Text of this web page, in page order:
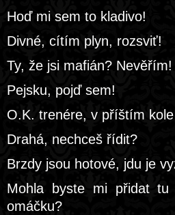
Hoď mi sem to kladivo!
Divné, cítím plyn, rozsviť!
Ty, že jsi mafián? Nevěřím!
Pejsku, pojď sem!
O.K. trenére, v příštím
Drahá, nechceš řídit?
Brzdy jsou hotové, jdu je
Mohla byste mi přidat tu
omáčku?